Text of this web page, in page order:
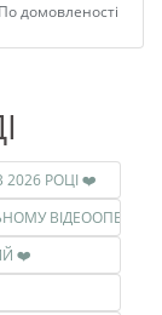
По домовленості
❤️ ЯКА СЕРЕДНЯ ЦІНА НА ПОСЛУГУ В СУМАХ В 2026 РОЦІ ❤️
❤️ ЩО ТАКЕ SDE-КЛІП І НАВІЩО ВІН ПОТРІБНИЙ ❤️